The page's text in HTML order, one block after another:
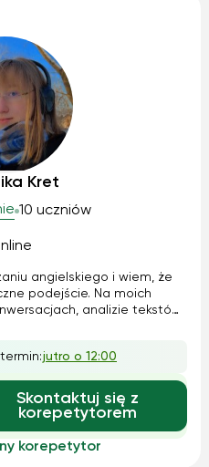
Kret
10 uczniów
angielskiego i wiem, że
podejście. Na moich
analizie tekstów
lepiej przyswoić język.
pomagając im
o ... jutro o 12:00
Skontaktuj się z
korepetytorem
korepetytor